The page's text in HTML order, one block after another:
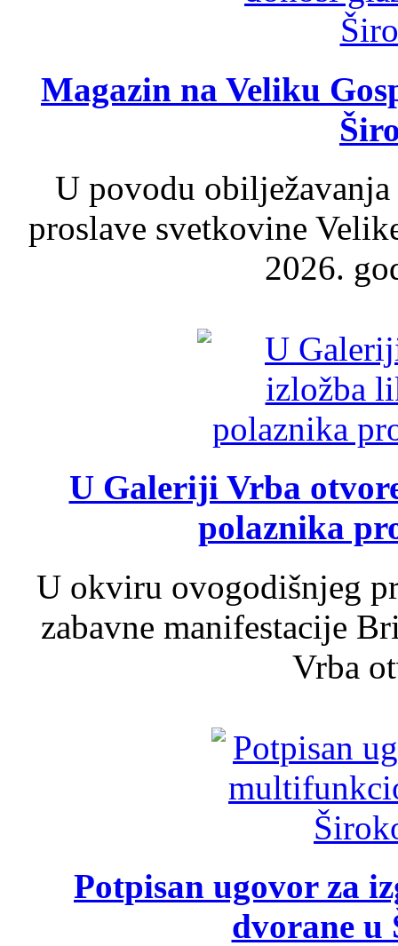
Magazin na Veliku
U povodu
proslave svetkovine
2026.
U Galeriji Vrba
polaznika
U okviru ovogodišnjeg
zabavne manifestacije
Vrba
Potpisan ugovor za
dvorane u